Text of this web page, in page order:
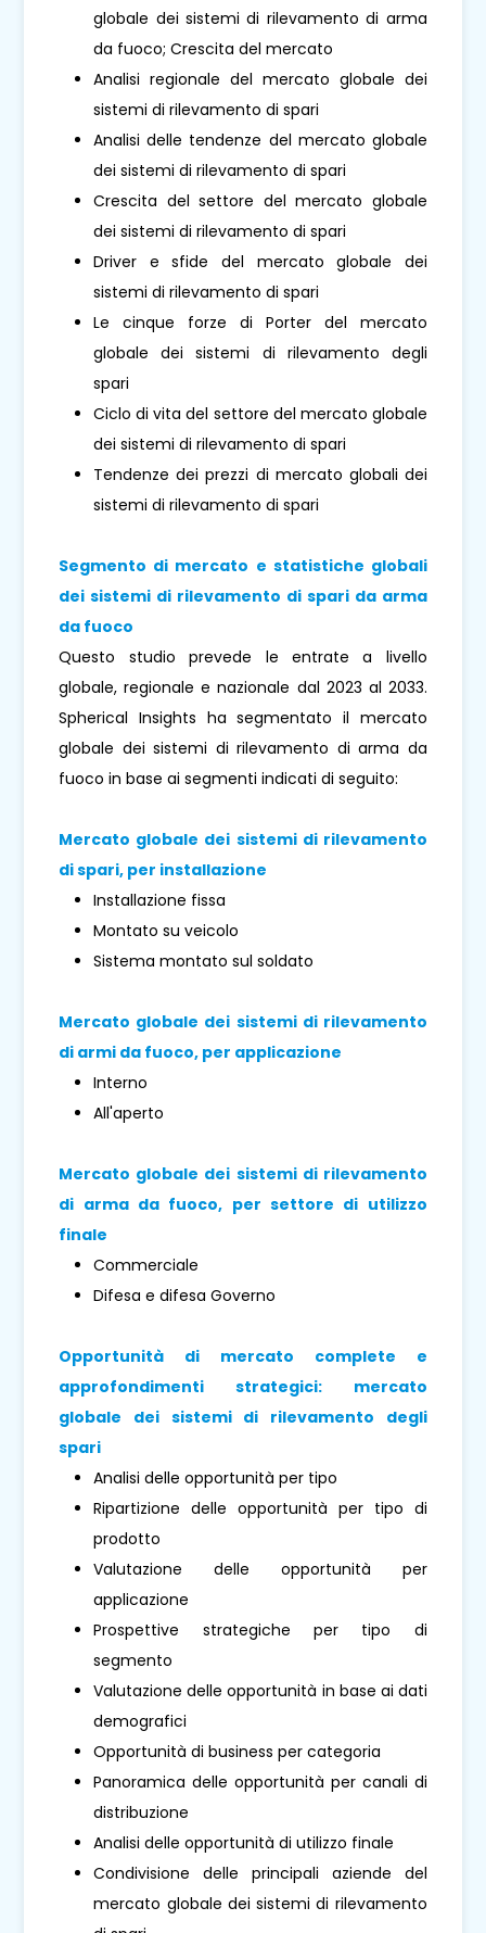
globale dei sistemi di rilevamento di arma
da fuoco; Crescita del mercato
Analisi regionale del mercato globale dei
sistemi di rilevamento di spari
Analisi delle tendenze del mercato globale
dei sistemi di rilevamento di spari
Crescita del settore del mercato globale
dei sistemi di rilevamento di spari
Driver e sfide del mercato globale dei
sistemi di rilevamento di spari
Le cinque forze di Porter del mercato
globale dei sistemi di rilevamento degli
spari
Ciclo di vita del settore del mercato globale
dei sistemi di rilevamento di spari
Tendenze dei prezzi di mercato globali dei
sistemi di rilevamento di spari
Segmento di mercato e statistiche globali
dei sistemi di rilevamento di spari da arma
da fuoco
Questo studio prevede le entrate a livello
globale, regionale e nazionale dal 2023 al 2033.
Spherical Insights ha segmentato il mercato
globale dei sistemi di rilevamento di arma da
fuoco in base ai segmenti indicati di seguito:
Mercato globale dei sistemi di rilevamento
di spari, per installazione
Installazione fissa
Montato su veicolo
Sistema montato sul soldato
Mercato globale dei sistemi di rilevamento
di armi da fuoco, per applicazione
Interno
All'aperto
Mercato globale dei sistemi di rilevamento
di arma da fuoco, per settore di utilizzo
finale
Commerciale
Difesa e difesa Governo
Opportunità di mercato complete e
approfondimenti strategici: mercato
globale dei sistemi di rilevamento degli
spari
Analisi delle opportunità per tipo
Ripartizione delle opportunità per tipo di
prodotto
Valutazione delle opportunità per
applicazione
Prospettive strategiche per tipo di
segmento
Valutazione delle opportunità in base ai dati
demografici
Opportunità di business per categoria
Panoramica delle opportunità per canali di
distribuzione
Analisi delle opportunità di utilizzo finale
Condivisione delle principali aziende del
mercato globale dei sistemi di rilevamento